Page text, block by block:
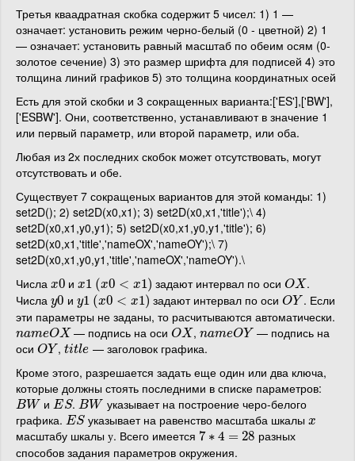
Третья кваадратная скобка содержит 5 чисел: 1) 1 —
означает: установить режим черно-белый (0 - цветной) 2) 1
— означает: установить равный масштаб по обеим осям (0-
золотое сечение) 3) это размер шрифта для подписей 4) это
толщина линий графиков 5) это толщина координатных осей
Есть для этой скобки и 3 сокращенных варианта:['ES'],['BW'],
['ESBW']. Они, соответственно, устанавливают в значение 1
или первый параметр, или второй параметр, или оба.
Любая из 2х последних скобок может отсутствовать, могут
отсутствовать и обе.
Существует 7 сокращеных вариантов для этой команды: 1)
set2D(); 2) set2D(x0,x1); 3) set2D(x0,x1,'title');\ 4)
set2D(x0,x1,y0,y1); 5) set2D(x0,x1,y0,y1,'title'); 6)
set2D(x0,x1,'title','nameOX','nameOY');\ 7)
set2D(x0,x1,y0,y1,'title','nameOX','nameOY').\
Числа x0
x0 иx1
x1 (x0 < x1)
(x0< x1 ) задают интервал по осиOX
OX .
Числа y0
y0 и y1
y1 (x0 < x1)
(x0< x1 ) задают интервал по осиOY
OY . Если
эти параметры не заданы, то расчитываются автоматически.
nameOX
nameOX — подпись на осиOX
OX , nameOY
nameOY
— подпись на
оси OY
OY ,title
title
— заголовок графика.
Кроме этого, разрешается задать еще один или два ключа,
которые должны стоять последними в списке параметров:
BW
BW иES
ES .BW
BW
указывает на построение черо-белого
графика. ES
ES указывает на равенство масштаба шкалы x
x
масштабу шкалы у
у. Всего имеется 7 ∗ 4 = 28
7∗4 =28
разных
способов задания параметров окружения.